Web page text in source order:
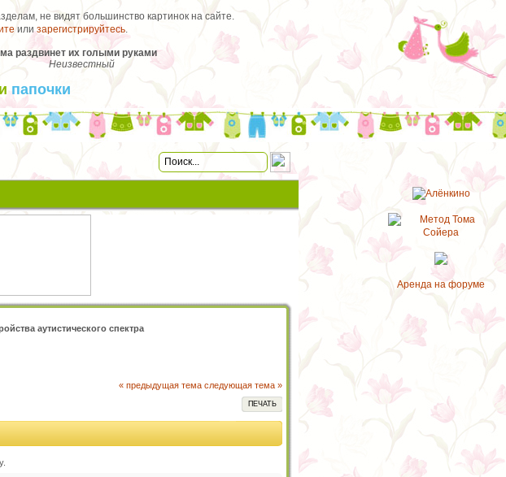
не видят большинство картинок на сайте.
илизарегистрируйтесь.
раздвинет их голыми руками
Неизвестный
ипапочки
аутистического спектра
« предыдущая тема следующая тема »
ПЕЧАТЬ
Аренда на форуме